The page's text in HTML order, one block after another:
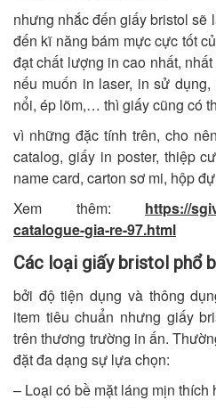
nhưng nhắc đến giấy bristol sẽ
đến kĩ năng bám mực cực tốt
đạt chất lượng in cao nhất,
nếu muốn in laser, in sử
nổi, ép lõm,… thì giấy cũng có
vì những đặc tính trên, cho
catalog, giấy in poster, thiệp
name card, carton sơ mi, hộp
Xem thêm: https://
catalogue-gia-re-97.html
Các loại giấy bristol phổ
bởi độ tiện dụng và thông
item tiêu chuẩn nhưng giấy
trên thương trường in ấn.
đặt đa dạng sự lựa chọn:
– Loại có bề mặt láng mịn thích